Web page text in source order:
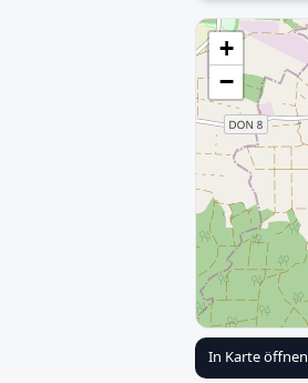
+
−
In Karte öffnen